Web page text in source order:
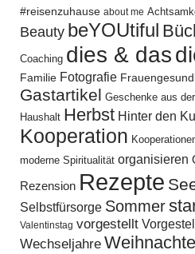
#reisenzuhause about me
Beauty beYOUtiful
Coaching dies & das
Familie Fotografie
Gastartikel Geschenke aus
Haushalt Herbst Hinter den
Kooperation
moderne Spiritualität organisieren
Rezension Rezepte
Selbstfürsorge Sommer
Valentinstag vorgestellt
Wechseljahre